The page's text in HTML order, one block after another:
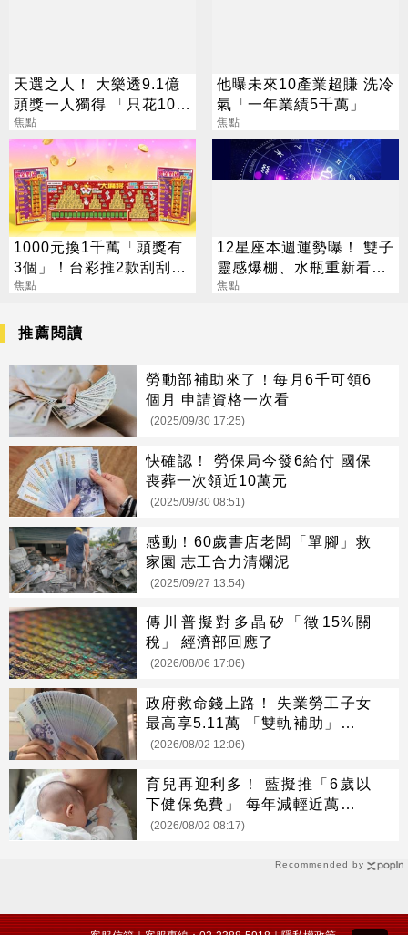
天選之人！ 大樂透9.1億
頭獎一人獨得 「只花100
元」買法曝光
焦點
他曝未來10產業超賺 洗冷
氣「一年業績5千萬」
焦點
1000元換1千萬「頭獎有
3個」！台彩推2款刮刮樂
總獎金逾33億
焦點
12星座本週運勢曝！ 雙子
靈感爆棚、水瓶重新看見
目標
焦點
Recommended by
推薦閱讀
勞動部補助來了！每月6千可領6
個月 申請資格一次看
(2025/09/30 17:25)
快確認！ 勞保局今發6給付 國保
喪葬一次領近10萬元
(2025/09/30 08:51)
感動！60歲書店老闆「單腳」救
家園 志工合力清爛泥
(2025/09/27 13:54)
傳川普擬對多晶矽「徵15%關
稅」 經濟部回應了
(2026/08/06 17:06)
政府救命錢上路！ 失業勞工子女
最高享5.11萬 「雙軌補助」一次
看懂
(2026/08/02 12:06)
育兒再迎利多！ 藍擬推「6歲以
下健保免費」 每年減輕近萬元負
擔
(2026/08/02 08:17)